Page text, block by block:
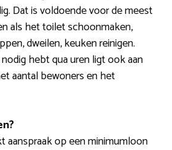
Dat is voldoende voor de meest
als het toilet schoonmaken,
dweilen, keuken reinigen.
hebt qua uren ligt ook aan
aantal bewoners en het
aanspraak op een minimumloon